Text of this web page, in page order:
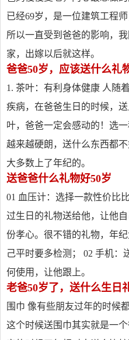
已经69岁，是一位建筑工程
所以一直受到爸爸的影响，
家，出嫁以后就这样。
爸爸50岁，应该送什么礼
1. 茶叶：有利身体健康 人随
疾病，在爸爸生日的时候，
叶，爸爸一定会感动的！选
越来越硬朗，送什么东西都
大多数上了年纪的。
送爸爸什么礼物好50岁
01 血压计：选择一款性价比
过生日的礼物送给他，让他
份孝心。很不错的礼物，年
己平时要多检测； 02 手机：
何使用，让他跟上。
老爸50岁了，送什么生日
围巾 像有些朋友过年的时候
这个时候送围巾其实就是一